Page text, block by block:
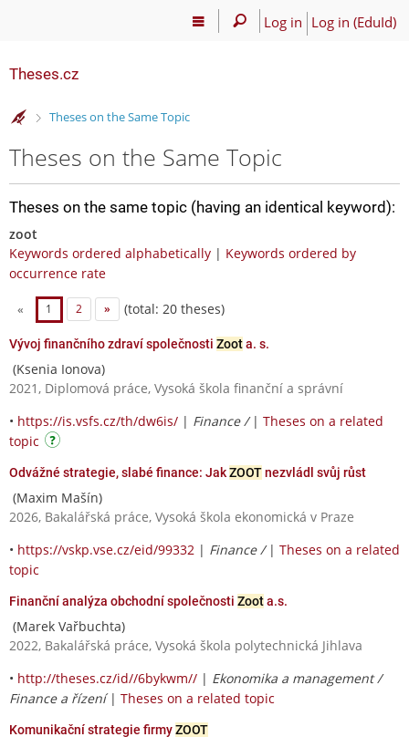
Log in Log in (EduId)
Theses.cz
>
Theses on the Same Topic
Theses on the Same Topic
Theses on the same topic (having an identical keyword):
zoot
Keywords ordered alphabetically | Keywords ordered by
occurrence rate
« 1 2 » (total: 20 theses)
Vývoj finančního zdraví společnosti Zoota. s.
(Ksenia Ionova)
2021, Diplomová práce, Vysoká škola finanční a správní
• https://is.vsfs.cz/th/dw6is/ | Finance / | Theses on a related
topic
Odvážné strategie, slabé finance: JakZOOTnezvládl svůj růst
(Maxim Mašín)
2026, Bakalářská práce, Vysoká škola ekonomická v Praze
• https://vskp.vse.cz/eid/99332 | Finance / | Theses on a related
topic
Finanční analýza obchodní společnosti Zoota.s.
(Marek Vařbuchta)
2022, Bakalářská práce, Vysoká škola polytechnická Jihlava
• http://theses.cz/id//6bykwm// | Ekonomika a management /
Finance a řízení| Theses on a related topic
Komunikační strategie firmyZOOT